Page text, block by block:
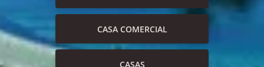
CASA COMERCIAL
CASAS